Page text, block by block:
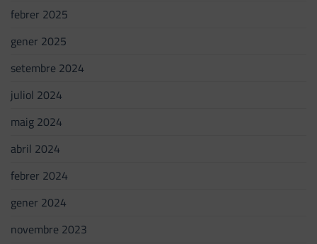
febrer 2025
gener 2025
setembre 2024
juliol 2024
maig 2024
abril 2024
febrer 2024
gener 2024
novembre 2023